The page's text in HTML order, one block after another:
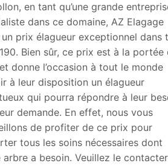
en tant qu’une grande
dans ce domaine, AZ Elagage
prix élagueur exceptionnel dans
Bien sûr, ce prix est à la portée
donne l’occasion à tout le monde
à leur disposition un élagueur
qui pourra répondre à leur
demande. En effet, nous vous
de profiter de ce prix pour
tous les soins nécessaires dont
a besoin. Veuillez le